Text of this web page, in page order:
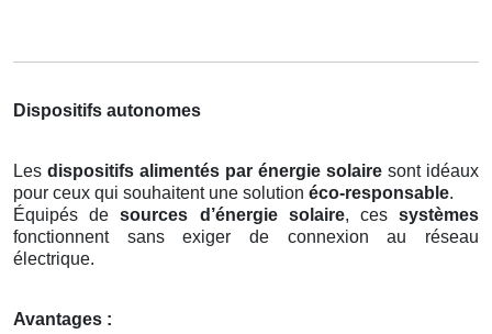
Dispositifs autonomes
Les dispositifs alimentés par énergie solaire sont idéaux
pour ceux qui souhaitent une solution éco-responsable.
Équipés desources d’énergie solaire, cessystèmes
fonctionnent sans exiger de connexion au réseau
électrique.
Avantages :